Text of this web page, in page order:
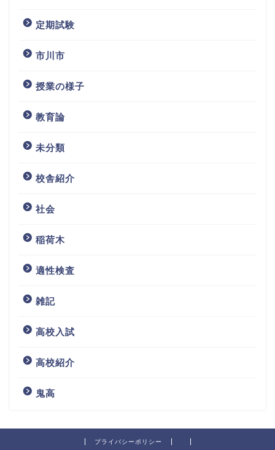
定期試験
市川市
授業の様子
教育論
未分類
校舎紹介
社会
稲荷木
適性検査
雑記
高校入試
高校紹介
鬼高
プライバシーポリシー